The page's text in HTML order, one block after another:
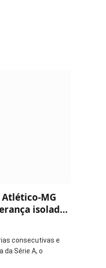
MG
isolada
consecutivas e
da Série A, o